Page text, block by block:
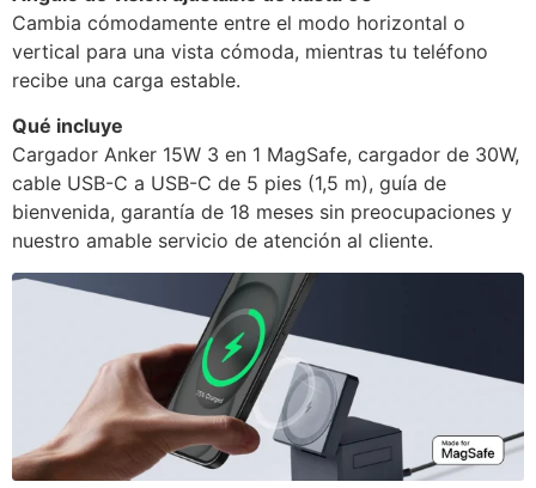
Cambia cómodamente entre el modo horizontal o
vertical para una vista cómoda, mientras tu teléfono
recibe una carga estable.
Qué incluye
Cargador Anker 15W 3 en 1 MagSafe, cargador de 30W,
cable USB-C a USB-C de 5 pies (1,5 m), guía de
bienvenida, garantía de 18 meses sin preocupaciones y
nuestro amable servicio de atención al cliente.